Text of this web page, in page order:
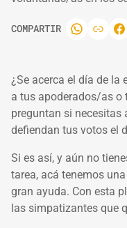
COMPARTIR
¿Se acerca el día de la
a tus apoderados/as o
preguntan si necesitas
defiendan tus votos el
Si es así, y aún no
tarea, acá tenemos
gran ayuda. Con esta
las simpatizantes que